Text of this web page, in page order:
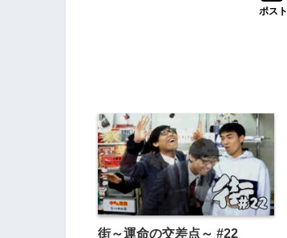
ポスト
街～運命の交差点～ #22